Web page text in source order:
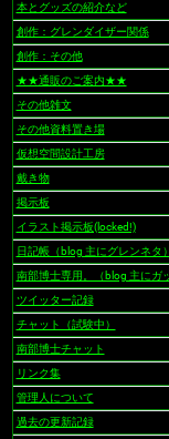
本とグッズの紹介など
創作：グレンダイザー関係
創作：その他
★★通販のご案内★★
その他雑文
その他資料置き場
仮想空間設計工房
戴き物
掲示板
イラスト掲示板(locked!)
日記帳（blog 主にグレンネタ）
南部博士専用。（blog 主にガ
ツイッター記録
チャット（試験中）
南部博士チャット
リンク集
管理人について
過去の更新記録